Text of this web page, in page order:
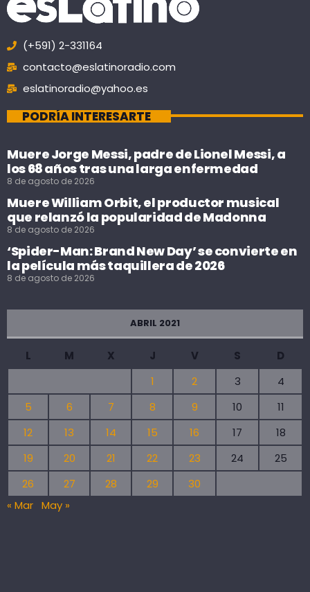
(+591) 2-331164
contacto@eslatinoradio.com
eslatinoradio@yahoo.es
PODRÍA INTERESARTE
Muere Jorge Messi, padre de Lionel Messi, a
los 68 años tras una larga enfermedad
8 de agosto de 2026
Muere William Orbit, el productor musical
que relanzó la popularidad de Madonna
8 de agosto de 2026
‘Spider-Man: Brand New Day’ se convierte en
la película más taquillera de 2026
8 de agosto de 2026
ABRIL 2021
L M X J V S
D
1
2 3
4
5
6 7 8 9 10
11
12
13 14 15 16 17
18
19
20 21 22 23 24
25
26
27 28 29
30
« Mar May »